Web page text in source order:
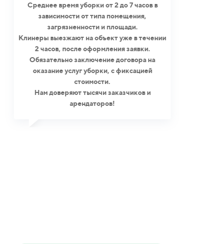
Среднее время уборки от 2 до 7 часов в
зависимости от типа помещения,
загрязненности и площади.
Клинеры выезжают на объект уже в течении
2 часов, после оформления заявки.
Обязательно заключение договора на
оказание услуг уборки, с фиксацией
стоимости.
Нам доверяют тысячи заказчиков и
арендаторов!